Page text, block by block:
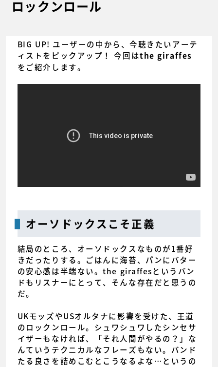
ロックンロール
BIG UP! ユーザーの中から、今聴きたいアーテ
ィストをピックアップ！ 今回はthe giraffes
をご紹介します。
オーソドックスこそ正義
結局のところ、オーソドックスなものが1番好
きだったりする。ごはんに海苔、パンにバター
の安心感は半端ない。the giraffesというバン
ドもリスナーにとって、そんな存在だと思うの
だ。
UKモッズやUSオルタナに影響を受けた、王道
のロックンロール。シュワシュワしたシンセサ
イザーもなければ、「それ人間がやるの？」な
んていうテクニカルなフレーズもない。バンド
たる良さを詰めこむとこうなるよな…というの